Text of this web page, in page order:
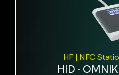
HF | NFC
HID -